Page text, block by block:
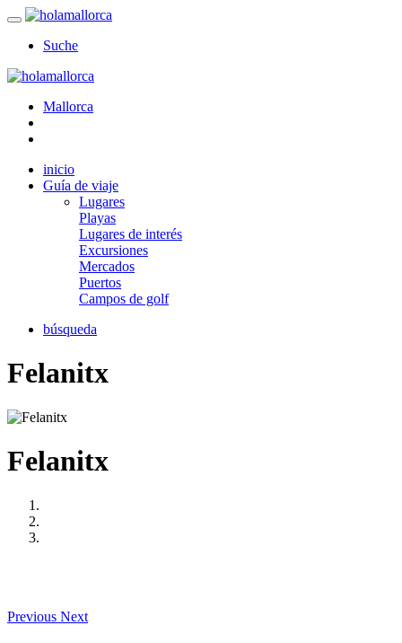
Suche
Mallorca
inicio
Guía de viaje
Lugares
Playas
Lugares de interés
Excursiones
Mercados
Puertos
Campos de golf
búsqueda
Felanitx
Felanitx
Previous Next